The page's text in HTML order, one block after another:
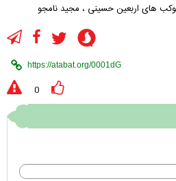
های اربعین حسینی ، مجید نامجو
0